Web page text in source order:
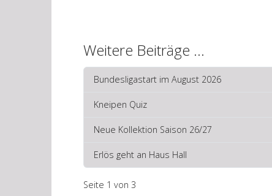
Weitere Beiträge …
Bundesligastart im August 2026
Kneipen Quiz
Neue Kollektion Saison 26/27
Erlös geht an Haus Hall
Seite 1 von 3